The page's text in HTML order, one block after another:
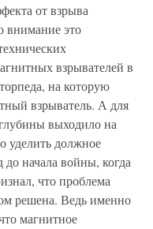
от взрыва
внимание это
взрывателей в
на которую
взрыватель. А для
выходило на
уделить должное
начала войны, когда
что проблема
решена. Ведь именно
магнитное